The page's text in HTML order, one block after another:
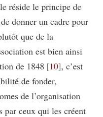
réside le principe de
donner un cadre pour
que de la
est bien ainsi
de 1848 10 , c’est
de fonder,
de l’organisation
par ceux qui les créent